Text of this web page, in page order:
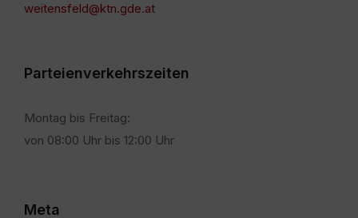
weitensfeld@ktn.gde.at
Parteienverkehrszeiten
Montag bis Freitag:
von 08:00 Uhr bis 12:00 Uhr
Meta